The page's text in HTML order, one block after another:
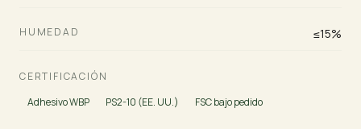
HUMEDAD ≤15%
CERTIFICACIÓN
Adhesivo WBP
PS2-10 (EE. UU.) FSC bajo pedido